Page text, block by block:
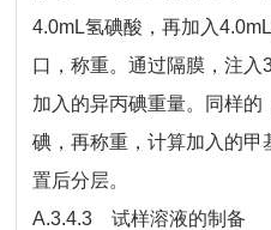
4.0mL氢碘酸，再加入
口，称重。通过隔膜，注
加入的异丙碘重量。同样
碘，再称重，计算加入的
置后分层。
A.3.4.3 试样溶液的制备